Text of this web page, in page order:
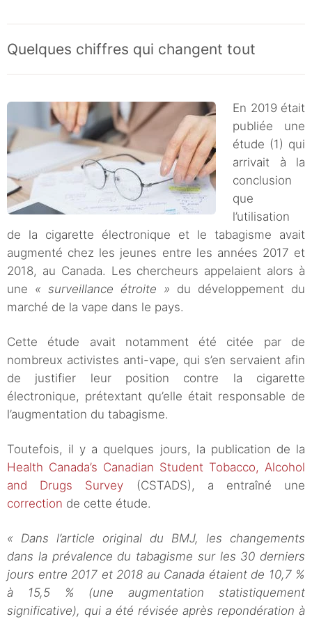
Quelques chiffres qui changent tout
En 2019 était
publiée une
étude (1) qui
arrivait à la
conclusion
que
l’utilisation
de la cigarette électronique et le tabagisme avait
augmenté chez les jeunes entre les années 2017 et
2018, au Canada. Les chercheurs appelaient alors à
une « surveillance étroite » du développement du
marché de la vape dans le pays.
Cette étude avait notamment été citée par de
nombreux activistes anti-vape, qui s’en servaient afin
de justifier leur position contre la cigarette
électronique, prétextant qu’elle était responsable de
l’augmentation du tabagisme.
Toutefois, il y a quelques jours, la publication de la
Health Canada’s Canadian Student Tobacco, Alcohol
and Drugs Survey (CSTADS), a entraîné une
correction de cette étude.
« Dans l’article original du BMJ, les changements
dans la prévalence du tabagisme sur les 30 derniers
jours entre 2017 et 2018 au Canada étaient de 10,7 %
à 15,5 % (une augmentation statistiquement
significative), qui a été révisée après repondération à